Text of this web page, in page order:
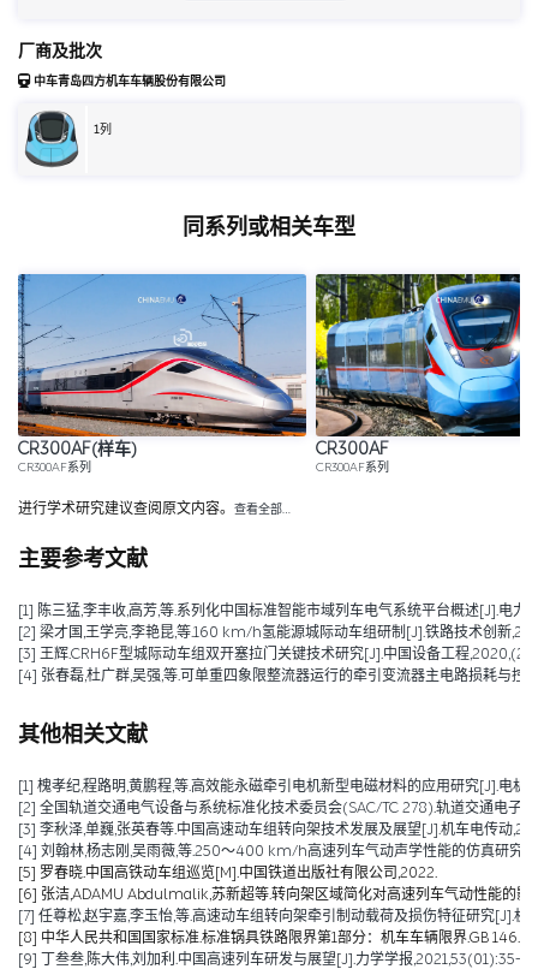
厂商及批次
中车青岛四方机车车辆股份有限公司
1列
同系列或相关车型
CR300AF(样车)
CR300AF系列
CR300AF
CR300AF系列
进行学术研究建议查阅原文内容。 查看全部…
主要参考文献
[1] 陈三猛,李丰收,高芳,等.系列化中国标准智能市域列车电气系统平台概述[J].电
[2] 梁才国,王学亮,李艳昆,等.160 km/h氢能源城际动车组研制[J].铁路技术创新
[3] 王辉.CRH6F型城际动车组双开塞拉门关键技术研究[J].中国设备工程
[4] 张春磊,杜广群,吴强,等.可单重四象限整流器运行的牵引变流器主电路损耗与
其他相关文献
[1] 槐孝纪,程路明,黄鹏程,等.高效能永磁牵引电机新型电磁材料的应用研究[J].电
[2] 全国轨道交通电气设备与系统标准化技术委员会(SAC/TC 278).轨道交通电
[3] 李秋泽,单巍,张英春等.中国高速动车组转向架技术发展及展望[J].机车电传动
[4] 刘翰林,杨志刚,吴雨薇,等.250～400 km/h高速列车气动声学性能的仿真研究
[5] 罗春晓.中国高铁动车组巡览[M].中国铁道出版社有限公司,2022.
[6] 张洁,ADAMU Abdulmalik,苏新超等.转向架区域简化对高速列车气动性能的
[7] 任尊松,赵宇嘉,李玉怡,等.高速动车组转向架牵引制动载荷及损伤特征研究[J].机
[8] 中华人民共和国国家标准.标准锅具铁路限界第1部分：机车车辆限界.GB
[9] 丁叁叁,陈大伟,刘加利.中国高速列车研发与展望[J].力学学报,2021,53(01):35-